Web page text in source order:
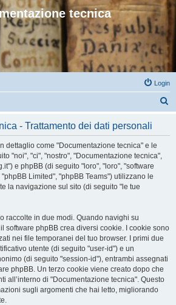
tecnica
Login
- Trattamento dei dati personali
dettaglio come "Documentazione tecnica" e le
"noi", "ci", "nostro", "Documentazione tecnica",
e phpBB (di seguito "loro", "loro", "software
Limited", "phpBB Teams") utilizzano le
la navigazione sul sito (di seguito "le tue
raccolte in due modi. Quando navighi su
software phpBB crea diversi cookie. I cookie sono
nei file temporanei del tuo browser. I primi due
utente (di seguito "user-id") e un
(di seguito "session-id"), entrambi assegnati
phpBB. Un terzo cookie viene creato dopo che
all’interno di "Documentazione tecnica". Questo
sugli argomenti che hai letto, migliorando